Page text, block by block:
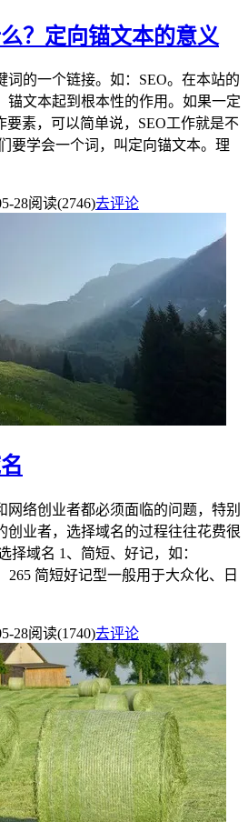
？定向锚文本的意义
词的一个链接。如：SEO。在本站的
锚文本起到根本性的作用。如果一定
要素，可以简单说，SEO工作就是不
要学会一个词，叫定向锚文本。理
28阅读(2746)去评论
网络创业者都必须面临的问题，特别
创业者，选择域名的过程往往花费很
择域名 1、简短、好记，如：
265 简短好记型一般用于大众化、日
28阅读(1740)去评论